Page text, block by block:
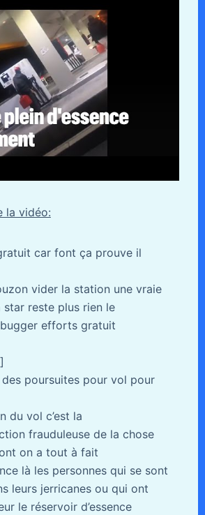
la vidéo:
car font ça prouve il
vider la station une vraie
star reste plus rien le
bugger efforts gratuit
des poursuites pour vol pour
du vol c’est la
frauduleuse de la chose
on a tout à fait
là les personnes qui se sont
leurs jerricanes ou qui ont
le réservoir d’essence